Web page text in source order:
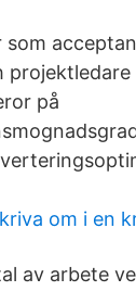
som
projektledare
på
om i en
av arbete